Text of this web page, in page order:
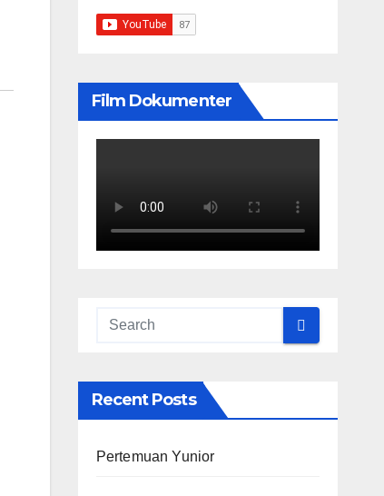
Film Dokumenter
Recent Posts
Pertemuan Yunior